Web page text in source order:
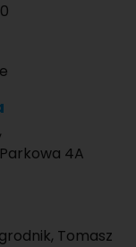
Parkowa 4A
Tomasz